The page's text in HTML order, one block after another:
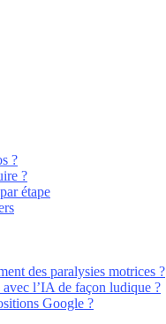
?
?
étape
des paralysies motrices ?
l’IA de façon ludique ?
Google ?